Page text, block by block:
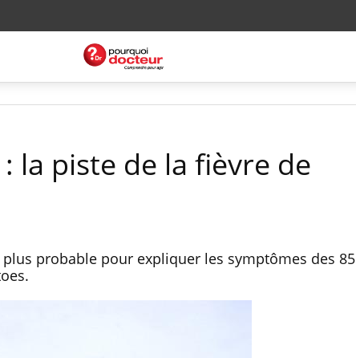
la piste de la fièvre de
probable pour expliquer les symptômes des 85